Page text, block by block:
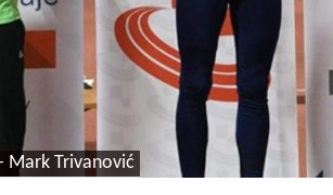
Mark Trivanović